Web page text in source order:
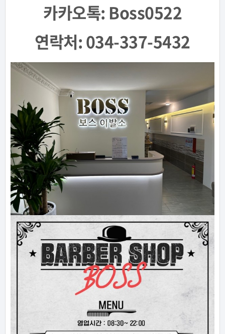
카카오톡: Boss0522
연락처: 034-337-5432